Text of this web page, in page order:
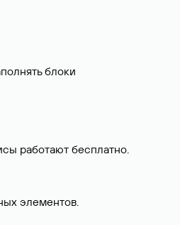
блоки
работают бесплатно.
элементов.